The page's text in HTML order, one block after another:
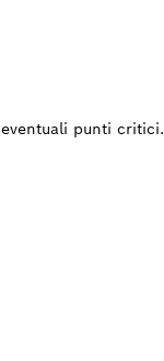
punti critici.